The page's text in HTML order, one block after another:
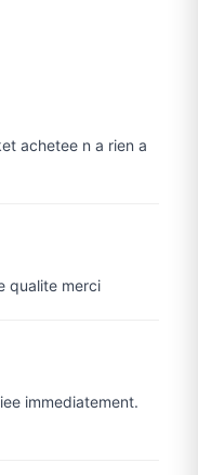
achetee n a rien a
qualite merci
immediatement.